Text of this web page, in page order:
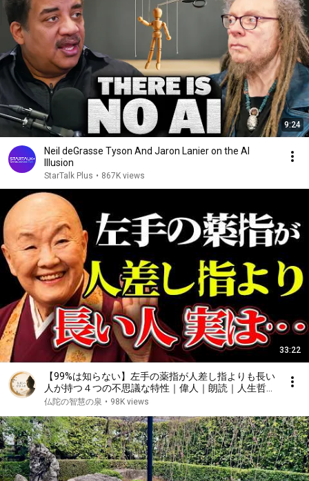
9:24
Neil deGrasse Tyson And Jaron Lanier on the AI
Illusion
StarTalk Plus • 867K views
33:22
【99%は知らない】左手の薬指が人差し指よりも長い
人が持つ４つの不思議な特性｜偉人｜朗読｜人生哲学
｜人間関係｜瀬戸内寂聴
仏陀の智慧の泉 • 98K views